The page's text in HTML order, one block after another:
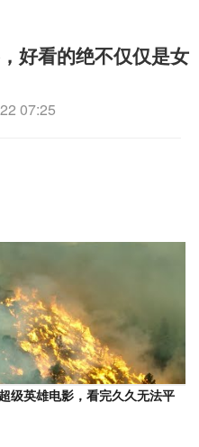
好看的绝不仅仅是女
07:25
级英雄电影，看完久久无法平